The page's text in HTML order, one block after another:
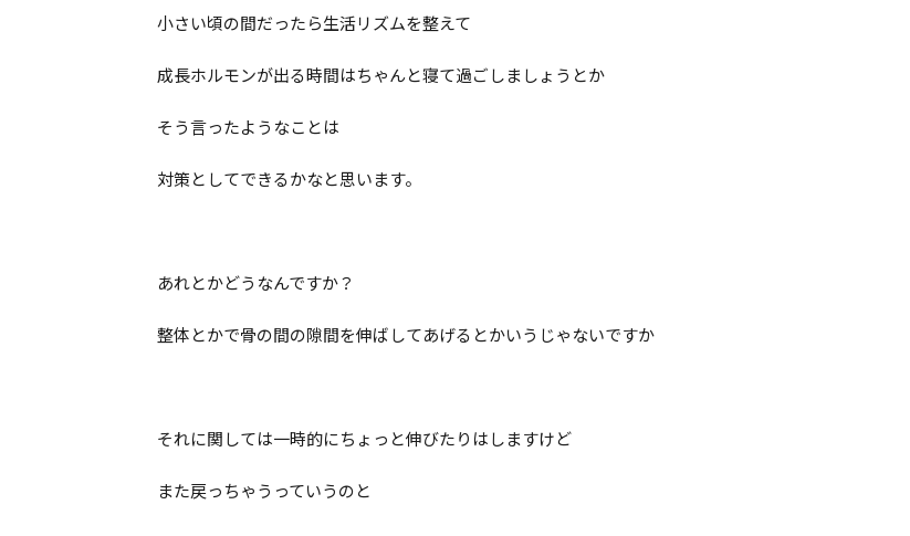
小さい頃の間だったら生活リズムを整えて
成長ホルモンが出る時間はちゃんと寝て過ごしましょうとか
そう言ったようなことは
対策としてできるかなと思います。
あれとかどうなんですか？
整体とかで骨の間の隙間を伸ばしてあげるとかいうじゃないですか
それに関しては一時的にちょっと伸びたりはしますけど
また戻っちゃうっていうのと